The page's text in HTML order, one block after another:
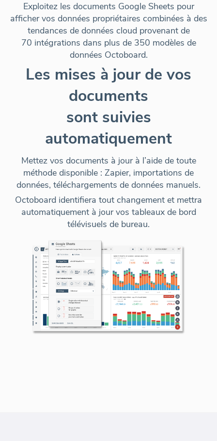
Exploitez les documents Google Sheets pour
afficher vos données propriétaires combinées à des
tendances de données cloud provenant de
70 intégrations dans plus de 350 modèles de
données Octoboard.
Les mises à jour de vos
documents
sont suivies
automatiquement
Mettez vos documents à jour à l’aide de toute
méthode disponible : Zapier, importations de
données, téléchargements de données manuels.
Octoboard identifiera tout changement et mettra
automatiquement à jour vos tableaux de bord
télévisuels de bureau.